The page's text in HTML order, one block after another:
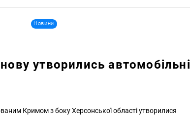
Новини
утворились автомобільні
Кримом з боку Херсонської області утворилися